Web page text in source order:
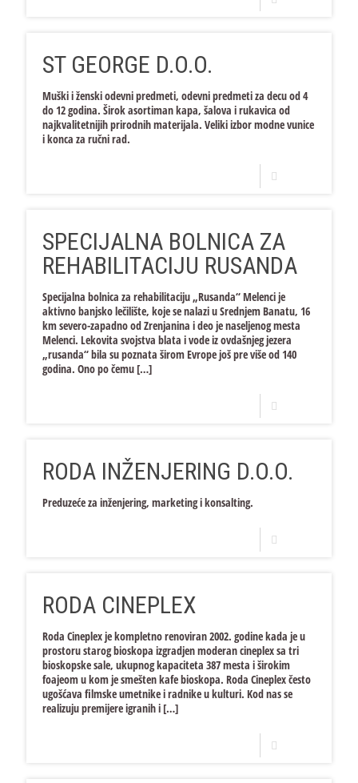
ST GEORGE D.O.O.
Muški i ženski odevni predmeti, odevni predmeti za decu od 4
do 12 godina. Širok asortiman kapa, šalova i rukavica od
najkvalitetnijih prirodnih materijala. Veliki izbor modne vunice
i konca za ručni rad.
SPECIJALNA BOLNICA ZA
REHABILITACIJU RUSANDA
Specijalna bolnica za rehabilitaciju „Rusanda“ Melenci je
aktivno banjsko lečilište, koje se nalazi u Srednjem Banatu, 16
km severo-zapadno od Zrenjanina i deo je naseljenog mesta
Melenci. Lekovita svojstva blata i vode iz ovdašnjeg jezera
„rusanda“ bila su poznata širom Evrope još pre više od 140
godina. Ono po čemu […]
RODA INŽENJERING D.O.O.
Preduzeće za inženjering, marketing i konsalting.
RODA CINEPLEX
Roda Cineplex je kompletno renoviran 2002. godine kada je u
prostoru starog bioskopa izgradjen moderan cineplex sa tri
bioskopske sale, ukupnog kapaciteta 387 mesta i širokim
foajeom u kom je smešten kafe bioskopa. Roda Cineplex često
ugošćava filmske umetnike i radnike u kulturi. Kod nas se
realizuju premijere igranih i […]